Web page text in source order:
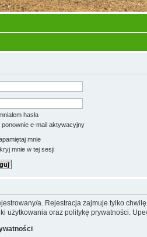
hasła
ponownie e-mail aktywacyjny
mnie
mnie w tej sesji
a. Rejestracja zajmuje tylko
użytkowania oraz politykę prywatności.